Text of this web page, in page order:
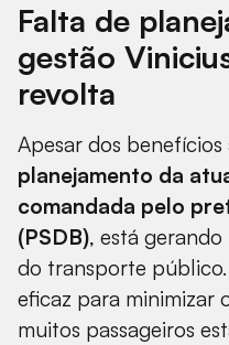
Falta de
gestão
revolta
Apesar dos
planejamento da
comandada pelo
(PSDB), está gerando
do transporte
eficaz para minimizar
muitos passageiros